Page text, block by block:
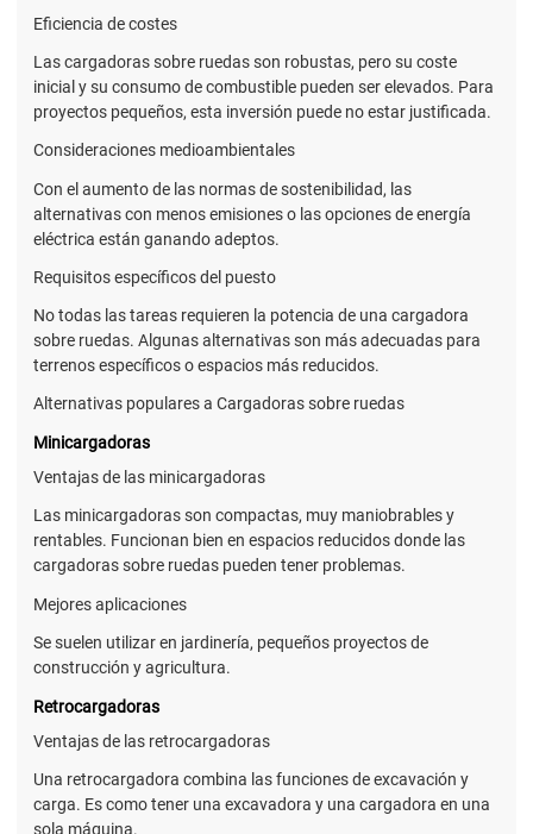
Eficiencia de costes
Las cargadoras sobre ruedas son robustas, pero su coste
inicial y su consumo de combustible pueden ser elevados. Para
proyectos pequeños, esta inversión puede no estar justificada.
Consideraciones medioambientales
Con el aumento de las normas de sostenibilidad, las
alternativas con menos emisiones o las opciones de energía
eléctrica están ganando adeptos.
Requisitos específicos del puesto
No todas las tareas requieren la potencia de una cargadora
sobre ruedas. Algunas alternativas son más adecuadas para
terrenos específicos o espacios más reducidos.
Alternativas populares a Cargadoras sobre ruedas
Minicargadoras
Ventajas de las minicargadoras
Las minicargadoras son compactas, muy maniobrables y
rentables. Funcionan bien en espacios reducidos donde las
cargadoras sobre ruedas pueden tener problemas.
Mejores aplicaciones
Se suelen utilizar en jardinería, pequeños proyectos de
construcción y agricultura.
Retrocargadoras
Ventajas de las retrocargadoras
Una retrocargadora combina las funciones de excavación y
carga. Es como tener una excavadora y una cargadora en una
sola máquina.